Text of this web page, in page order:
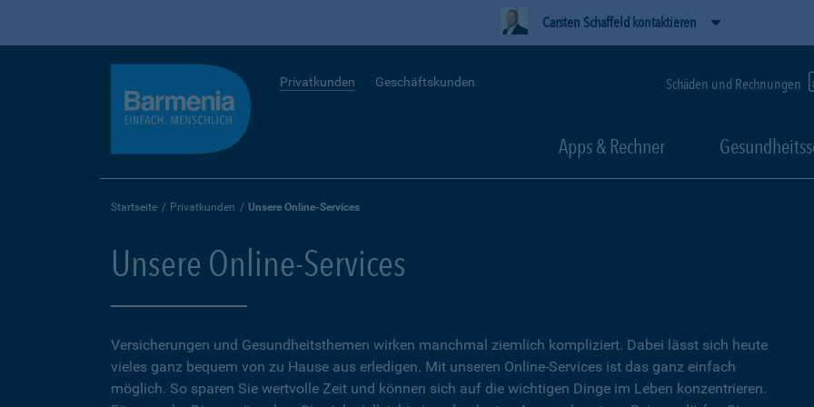
Carsten Schaffeld kontaktieren
Privatkunden Geschäftskunden Schäden und Rechnungen
Apps & Rechner
Startseite Privatkunden Unsere Online-Services
Unsere Online-Services
Versicherungen und Gesundheitsthemen wirken manchmal ziemlich kompliziert. Dabei lässt sich heute
vieles ganz bequem von zu Hause aus erledigen. Mit unseren Online-Services ist das ganz einfach
möglich. So sparen Sie wertvolle Zeit und können sich auf die wichtigen Dinge im Leben konzentrieren.